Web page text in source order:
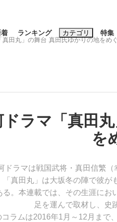
ランキング カテゴリ
でも…」本田圭佑が初めて明かした
特集
おすすめのキーワード
#藤田晋 #三山凌輝 #高
#亀和田武
真田丸」の舞台 真田氏ゆかりの地をめ
ドラマ「真田
を
ドラマは戦国武将・真田信繁
「真田丸」は大坂冬の陣で彼
る。本連載では、その生涯に
足を運んで取材し、史
ラムは2016年1月～12月まで